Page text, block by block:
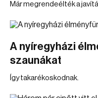
Már megrendeélték a
A nyíregyházi
szaunákat
Így takarékoskodnak.